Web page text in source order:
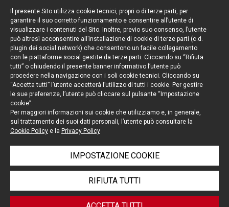
Resta aggiornato
Cookie policy
Informativa privacy
Note legali
Credits
© Portolano Cavallo Studio Legale 2026, all rights
reserved
P. IVA 06794491008
Il presente Sito utilizza cookie tecnici, propri o di terze parti, per
garantire il suo corretto funzionamento e consentire all’utente di
visualizzare i contenuti del Sito. Inoltre, previo suo consenso, l’utente
può altresì acconsentire all’installazione di cookie di terze parti (c.d.
plugin dei social network) che consentono un facile collegamento
con le piattaforme social gestite da terze parti. Cliccando su “Rifiuta
tutti” o chiudendo il presente banner informativo l’utente può
procedere nella navigazione con i soli cookie tecnici. Cliccando su
“Accetta tutti” l’utente accetterà l’utilizzo di tutti i cookie. Per gestire
le sue preferenze, l’utente può cliccare sul pulsante “Impostazione
cookie”.
Per maggiori informazioni sui cookie che utilizziamo e, in generale,
sul trattamento dei suoi dati personali, l’utente può consultare la
Cookie Policy e la Privacy Policy
IMPOSTAZIONE COOKIE
RIFIUTA TUTTI